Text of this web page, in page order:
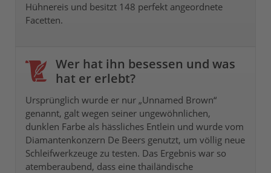
Hühnereis und besitzt 148 perfekt angeordnete
Facetten.
Wer hat ihn besessen und was
hat er erlebt?
Ursprünglich wurde er nur „Unnamed Brown“
genannt, galt wegen seiner ungewöhnlichen,
dunklen Farbe als hässliches Entlein und wurde vom
Diamantenkonzern De Beers genutzt, um völlig neue
Schleifwerkzeuge zu testen. Das Ergebnis war so
atemberaubend, dass eine thailändische